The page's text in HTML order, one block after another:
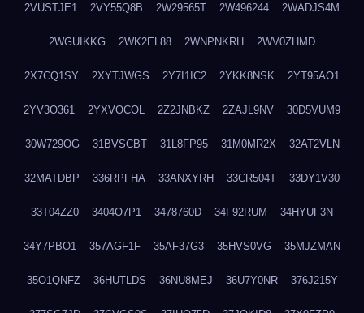
2VUSTJE1 2VY55Q8B 2W29565T 2W496244 2WADJS4M
2WGUIKKG 2WK2EL88 2WNPNKRH 2WV0ZHMD
2X7CQ1SY 2XYTJWGS 2Y7I1IC2 2YKK8NSK 2YT95AO1
2YV3O361 2YXVOCOL 2Z2JNBKZ 2ZAJL9NV 30D5VUM9
30W729OG 31BVSCBT 31L8FP95 31M0MR2X 32AT2VLN
32MATDBP 336RPFHA 33ANXYRH 33CR504T 33DY1V30
33T04ZZ0 3404O7P1 3478760D 34F92RUM 34HYUF3N
34Y7PBO1 357AGF1F 35AF37G3 35HVS0VG 35MJZMAN
35O1QNFZ 36HUTLDS 36NU8MEJ 36U7Y0NR 376J215Y